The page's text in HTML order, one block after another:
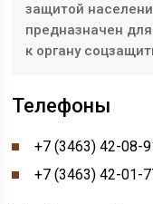
защитой
предназначен
к органу
Телефоны
+7 (3463) 42-08-
+7 (3463) 42-01-